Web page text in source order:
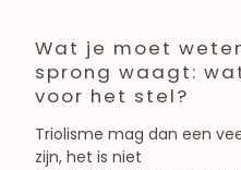
Wat je moet
sprong waagt:
voor het stel?
Triolisme mag dan een
zijn, het is niet